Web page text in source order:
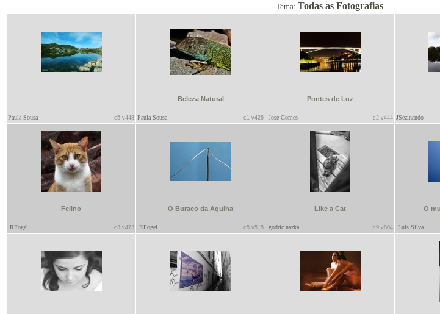
Tema: Todas as Fotografias
Paula Sousa c5 v448
Beleza Natural
Paula Sousa c1 v426
Pontes de Luz
José Gomes c2 v444 JSezinando
Felino
RFogel c3 v473
O Buraco da Agulha
RFogel c5 v515
Like a Cat
godric nazka c9 v804
O
Luis Silva